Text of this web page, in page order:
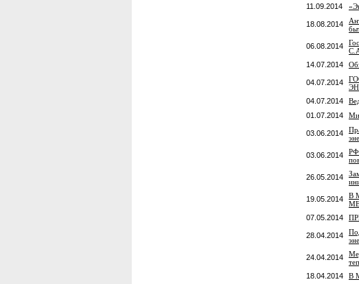
11.09.2014
18.08.2014
06.08.2014
14.07.2014
04.07.2014
04.07.2014
01.07.2014
03.06.2014
03.06.2014
РФ
26.05.2014
19.05.2014
В
07.05.2014
28.04.2014
24.04.2014
18.04.2014
В